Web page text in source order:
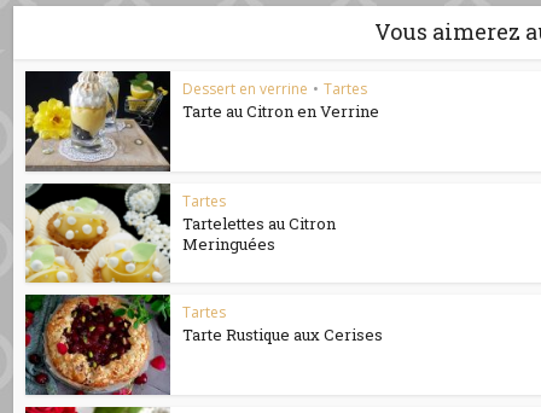
Vous aimerez
Dessert en verrine • Tartes
Tarte au Citron en Verrine
Tartes
Tartelettes au Citron
Meringuées
Tartes
Tarte Rustique aux Cerises